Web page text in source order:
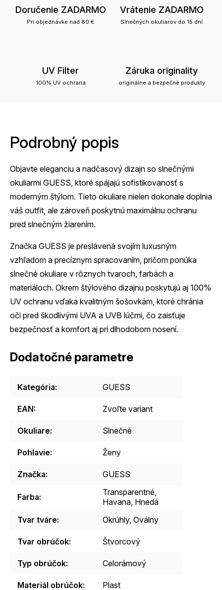
Doručenie ZADARMO
Pri objednávke nad 80 €
Vrátenie ZADARMO
Slnečných okuliarov do 15 dní
UV Filter
100% UV ochrana
Záruka originality
originálne a bezpečné produkty
Podrobný popis
Objavte eleganciu a nadčasový dizajn so slnečnými
okuliarmi GUESS, ktoré spájajú sofistikovanosť s
moderným štýlom. Tieto okuliare nielen dokonale doplnia
váš outfit, ale zároveň poskytnú maximálnu ochranu
pred slnečným žiarením.
Značka GUESS je preslávená svojím luxusným
vzhľadom a precíznym spracovaním, pričom ponúka
slnečné okuliare v rôznych tvaroch, farbách a
materiáloch. Okrem štýlového dizajnu poskytujú aj 100%
UV ochranu vďaka kvalitným šošovkám, ktoré chránia
oči pred škodlivými UVA a UVB lúčmi, čo zaisťuje
bezpečnosť a komfort aj pri dlhodobom nosení.
Dodatočné parametre
Kategória: GUESS
EAN: Zvoľte variant
Okuliare: Slnečné
Pohlavie: Ženy
Značka: GUESS
Farba:
Transparentné,
Havana, Hnedá
Tvar tváre: Okrúhly, Oválny
Tvar obrúčok: Štvorcový
Typ obrúčok: Celorámový
Materiál obrúčok: Plast